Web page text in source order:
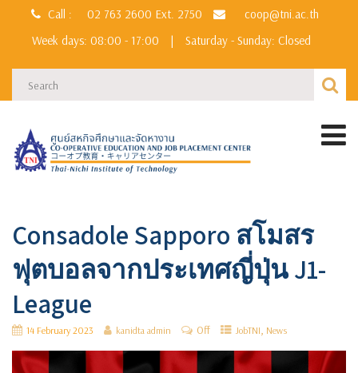
Call : 02 763 2600 Ext. 2750
coop@tni.ac.th
Week days: 08:00 - 17:00
| Saturday - Sunday: Closed
Consadole Sapporo สโมสร
ฟุตบอลจากประเทศญี่ปุ่น J1-
League
14 February 2023 kanidta admin Off JobTNI News